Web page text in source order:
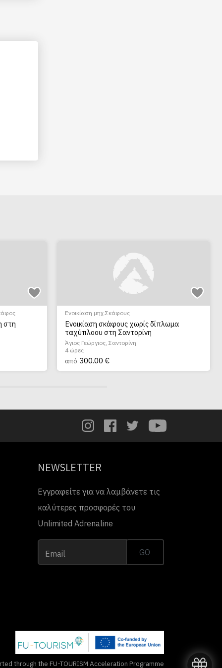
στη
Ενοικίαση μηχ.Σκάφους
Ενοικίαση σκάφους χωρίς δίπλωμα
ταχύπλοου στη Σαντορίνη
Άγιος Γεώργιος, Σαντορίνη
4 ώρες
από 300.00 €
NEWSLETTER
Εγγραφείτε για να λαμβάνετε τις
καλύτερες προσφορές του
Unlimited Adrenaline
Email GO
through the FU-TOURISM Acceleration Programme